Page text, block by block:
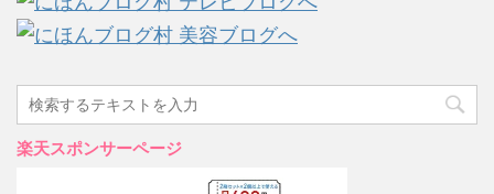
楽天スポンサーページ